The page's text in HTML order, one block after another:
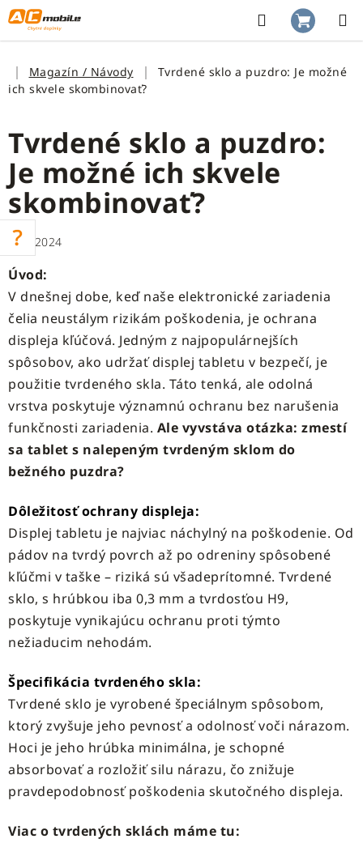
Prejsť
na
obsah
Hľadať
KOŠÍK
DomovMagazín / Návody
Tvrdené sklo a puzdro: Je možné
ich skvele skombinovať?
Tvrdené sklo a puzdro:
Je možné ich skvele
skombinovať?
13.1.2024
Úvod:
V dnešnej dobe, keď naše elektronické zariadenia
čelia neustálym rizikám poškodenia, je ochrana
displeja kľúčová. Jedným z najpopulárnejších
spôsobov, ako udržať displej tabletu v bezpečí, je
použitie tvrdeného skla. Táto tenká, ale odolná
vrstva poskytuje významnú ochranu bez narušenia
funkčnosti zariadenia. Ale vyvstáva otázka: zmestí
sa tablet s nalepeným tvrdeným sklom do
bežného puzdra?
Dôležitosť ochrany displeja:
Displej tabletu je najviac náchylný na poškodenie. Od
pádov na tvrdý povrch až po odreniny spôsobené
kľúčmi v taške – riziká sú všadeprítomné. Tvrdené
sklo, s hrúbkou iba 0,3 mm a tvrdosťou H9,
poskytuje vynikajúcu ochranu proti týmto
nežiaducim nehodám.
Špecifikácia tvrdeného skla:
Tvrdené sklo je vyrobené špeciálnym spôsobom,
ktorý zvyšuje jeho pevnosť a odolnosť voči nárazom.
Hoci je jeho hrúbka minimálna, je schopné
absorbovať a rozložiť silu nárazu, čo znižuje
pravdepodobnosť poškodenia skutočného displeja.
Viac o tvrdených sklách máme tu: